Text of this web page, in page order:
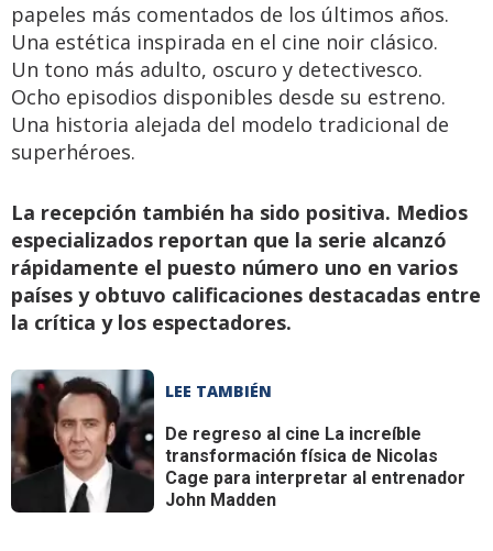
papeles más comentados de los últimos años.
Una estética inspirada en el cine noir clásico.
Un tono más adulto, oscuro y detectivesco.
Ocho episodios disponibles desde su estreno.
Una historia alejada del modelo tradicional de
superhéroes.
La recepción también ha sido positiva. Medios
especializados reportan que la serie alcanzó
rápidamente el puesto número uno en varios
países y obtuvo calificaciones destacadas entre
la crítica y los espectadores.
LEE TAMBIÉN
De regreso al cine La increíble
transformación física de Nicolas
Cage para interpretar al entrenador
John Madden